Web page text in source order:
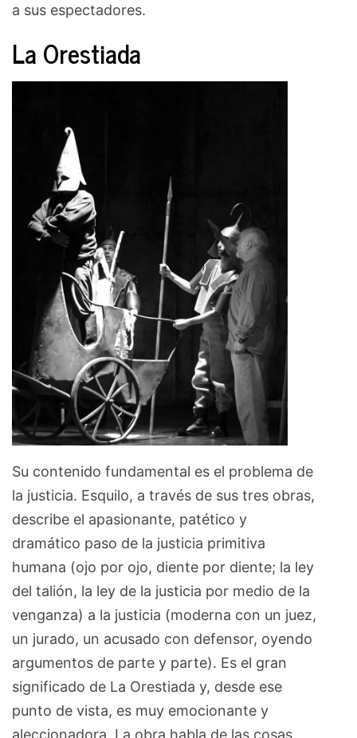
a sus espectadores.
La Orestiada
Su contenido fundamental es el problema de
la justicia. Esquilo, a través de sus tres obras,
describe el apasionante, patético y
dramático paso de la justicia primitiva
humana (ojo por ojo, diente por diente; la ley
del talión, la ley de la justicia por medio de la
venganza) a la justicia (moderna con un juez,
un jurado, un acusado con defensor, oyendo
argumentos de parte y parte). Es el gran
significado de La Orestiada y, desde ese
punto de vista, es muy emocionante y
aleccionadora. La obra habla de las cosas